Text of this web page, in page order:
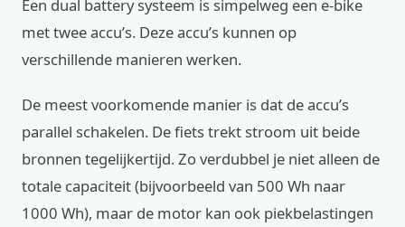
Een dual battery systeem is simpelweg een e-bike
met twee accu’s. Deze accu’s kunnen op
verschillende manieren werken.
De meest voorkomende manier is dat de accu’s
parallel schakelen. De fiets trekt stroom uit beide
bronnen tegelijkertijd. Zo verdubbel je niet alleen de
totale capaciteit (bijvoorbeeld van 500 Wh naar
1000 Wh), maar de motor kan ook piekbelastingen